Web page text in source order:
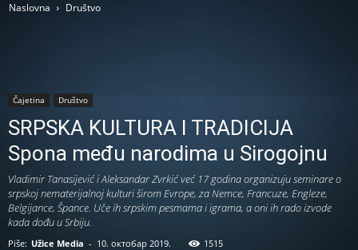
Naslovna Društvo
Čajetina Društvo
SRPSKA KULTURA I TRADICIJA
Spona među narodima u Sirogojnu
Vladimir Tanasijević i Aleksandar Zvrkić već 17 godina organizuju seminare o
srpskoj nematerijalnoj kulturi širom Evrope, za Nemce, Francuze, Engleze,
Belgijance, Špance. Uče ih srpskim pesmama i igrama, a oni ih rado izvode
kada dođu u Srbiju.
Piše: Užice Media - 10. октобар 2019. 1515